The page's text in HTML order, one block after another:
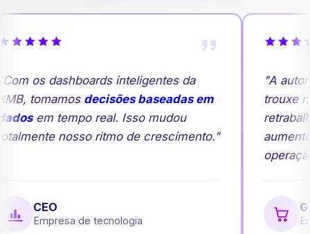
os dashboards inteligentes da
tomamosdecisões baseadas em
em tempo real. Isso mudou
nosso ritmo de crescimento."
CEO
Empresa de tecnologia
"A
trouxe